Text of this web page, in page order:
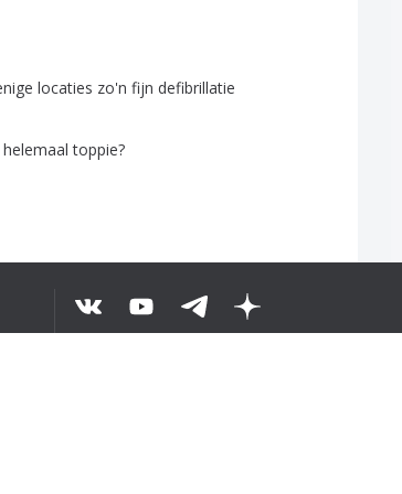
locaties zo'n fijn defibrillatie
helemaal toppie?